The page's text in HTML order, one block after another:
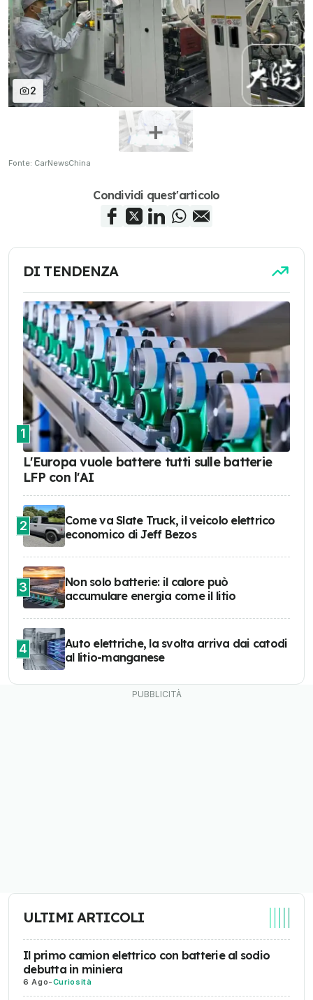
2
Fonte: CarNewsChina
Condividi quest'articolo
DI TENDENZA
1
L'Europa vuole battere tutti sulle batterie
LFP con l'AI
2
Come va Slate Truck, il veicolo elettrico
economico di Jeff Bezos
3
Non solo batterie: il calore può
accumulare energia come il litio
4
Auto elettriche, la svolta arriva dai catodi
al litio-manganese
ULTIMI ARTICOLI
Il primo camion elettrico con batterie al sodio
debutta in miniera
6 Ago-Curiosità